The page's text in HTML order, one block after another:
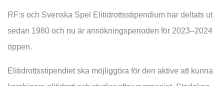
RF:s och Svenska Spel Elitidrottsstipendium har deltats ut
sedan 1980 och nu är ansökningsperioden för 2023–2024
öppen.
Elitidrottsstipendiet ska möjliggöra för den aktive att kunna